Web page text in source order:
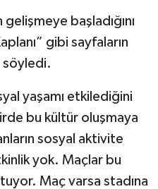
başladığını
gibi sayfaların
söyledi.
yaşamı etkilediğini
bu kültür oluşmaya
sosyal aktivite
yok. Maçlar bu
Maç varsa stadına